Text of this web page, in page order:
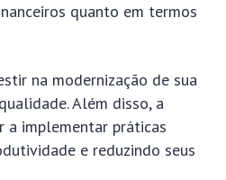
quanto em termos
na modernização de sua
Além disso, a
a implementar práticas
e reduzindo seus